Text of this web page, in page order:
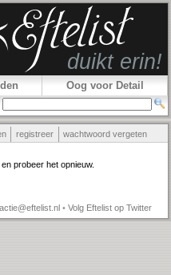
Oog voor Detail
registreer wachtwoord vergeten
en probeer het opnieuw.
• Volg Eftelist op Twitter